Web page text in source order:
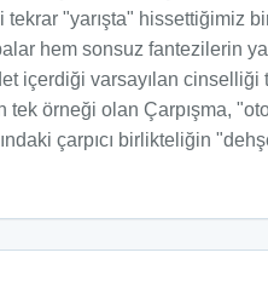
"yarışta" hissettiğimiz
hem sonsuz fantezilerin
içerdiği varsayılan
örneği olan Çarpışma,
çarpıcı birlikteliğin